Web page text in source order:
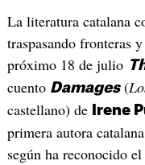
La literatura catalana
traspasando fronteras
próximo 18 de julio
cuento Damages(
castellano) de
Irene
primera autora
según ha reconocido